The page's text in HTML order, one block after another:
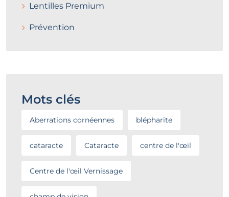
Lentilles Premium
Prévention
Mots clés
Aberrations cornéennes blépharite
cataracte Cataracte centre de l'œil
Centre de l'œil Vernissage